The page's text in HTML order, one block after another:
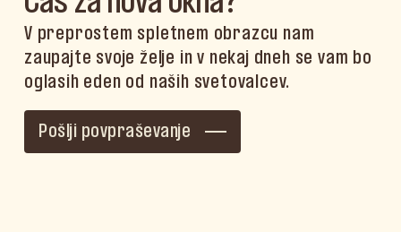
V preprostem spletnem obrazcu nam
zaupajte svoje želje in v nekaj dneh se vam bo
oglasih eden od naših svetovalcev.
Pošlji povpraševanje